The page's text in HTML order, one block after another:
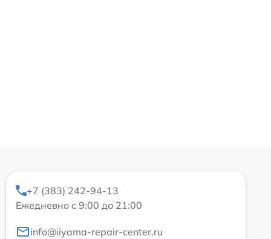
+7 (383) 242-94-13
Ежедневно с 9:00 до 21:00
info@iiyama-repair-center.ru